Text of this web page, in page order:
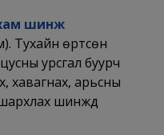
шинж
Тухайн өртсөн
урсгал буурч
хавагнах, арьсны
шинжүүд